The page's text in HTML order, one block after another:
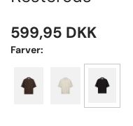
599,95 DKK
Farver: